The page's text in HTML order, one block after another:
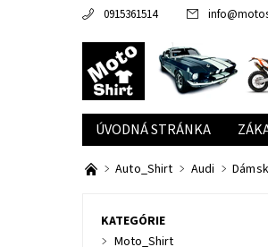
0915361514 info@
ÚVODNÁ STRÁNKA
Auto_Shirt Audi
KATEGÓRIE
Moto_Shirt